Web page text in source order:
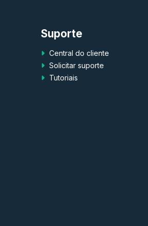
Suporte
Central do cliente
Solicitar suporte
Tutoriais